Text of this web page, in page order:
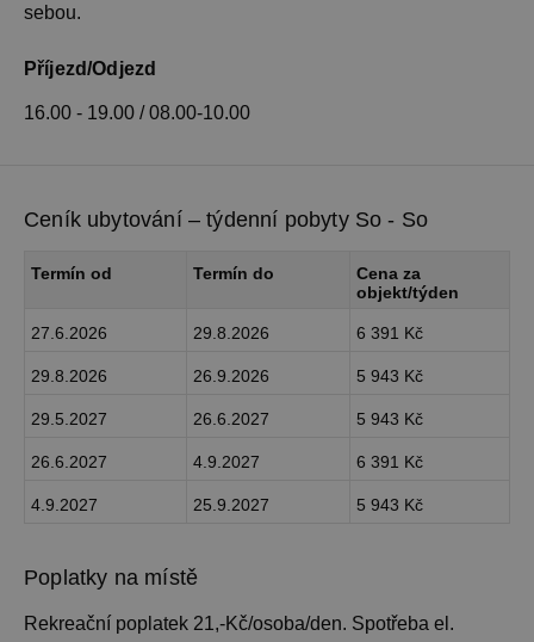
sebou.
Příjezd/Odjezd
16.00 - 19.00 / 08.00-10.00
Ceník ubytování – týdenní pobyty So - So
Termín od Termín do
Cena za
objekt/týden
27.6.2026 29.8.2026 6 391 Kč
29.8.2026 26.9.2026 5 943 Kč
29.5.2027 26.6.2027 5 943 Kč
26.6.2027 4.9.2027 6 391 Kč
4.9.2027 25.9.2027 5 943 Kč
Poplatky na místě
Rekreační poplatek 21,-Kč/osoba/den. Spotřeba el.